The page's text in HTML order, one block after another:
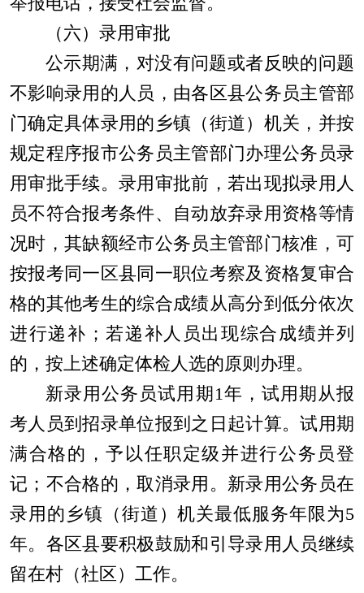
（六）录用审批
公示期满，对没有问题或者反映的问题
不影响录用的人员，由各区县公务员主管部
门确定具体录用的乡镇（街道）机关，并按
规定程序报市公务员主管部门办理公务员录
用审批手续。录用审批前，若出现拟录用人
员不符合报考条件、自动放弃录用资格等情
况时，其缺额经市公务员主管部门核准，可
按报考同一区县同一职位考察及资格复审合
格的其他考生的综合成绩从高分到低分依次
进行递补；若递补人员出现综合成绩并列
的，按上述确定体检人选的原则办理。
新录用公务员试用期1年，试用期从报
考人员到招录单位报到之日起计算。试用期
满合格的，予以任职定级并进行公务员登
记；不合格的，取消录用。新录用公务员在
录用的乡镇（街道）机关最低服务年限为5
年。各区县要积极鼓励和引导录用人员继续
留在村（社区）工作。